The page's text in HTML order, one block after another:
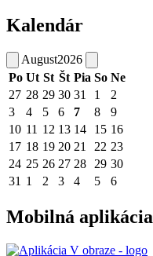
Kalendár
August2026
Po Ut St Št Pia So Ne
27 28 29 30 31 1
2
3
4 5 6 7 8
9
10 11 12 13 14 15 16
17 18 19 20 21 22 23
24 25 26 27 28 29 30
31 1 2 3 4 5 6
Mobilná aplikácia